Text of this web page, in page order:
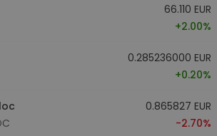
66.110 EUR
+2.00%
0.285236000 EUR
+0.20%
0.865827 EUR
-2.70%